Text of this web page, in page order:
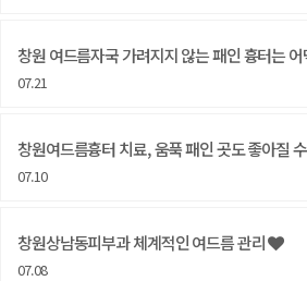
창원 여드름자국 가려지지 않는 패인 흉터는
07.21
창원여드름흉터 치료, 움푹 패인 곳도 좋아질
07.10
창원상남동피부과 체계적인 여드름 관리
07.08